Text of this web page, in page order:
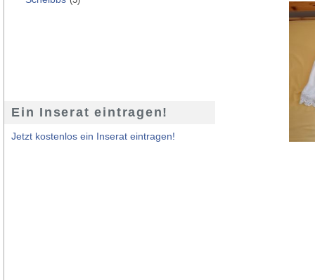
Ein Inserat eintragen!
Jetzt kostenlos ein Inserat eintragen!